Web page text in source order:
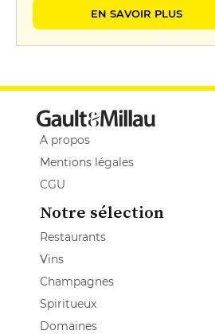
EN SAVOIR PLUS
A propos
Mentions légales
CGU
Notre sélection
Restaurants
Vins
Champagnes
Spiritueux
Domaines